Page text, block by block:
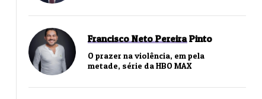
Francisco Neto Pereira Pinto
O prazer na violência, em pela
metade, série da HBO MAX